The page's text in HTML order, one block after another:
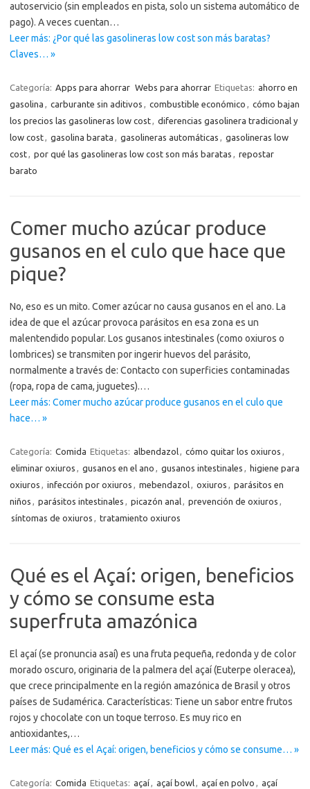
autoservicio (sin empleados en pista, solo un sistema automático de
pago). A veces cuentan…
Leer más: ¿Por qué las gasolineras low cost son más baratas?
Claves… »
Categoría: Apps para ahorrar Webs para ahorrar Etiquetas: ahorro en
gasolina , carburante sin aditivos , combustible económico , cómo bajan
los precios las gasolineras low cost, diferencias gasolinera tradicional y
low cost, gasolina barata , gasolineras automáticas , gasolineras low
cost, por qué las gasolineras low cost son más baratas , repostar
barato
Comer mucho azúcar produce
gusanos en el culo que hace que
pique?
No, eso es un mito. Comer azúcar no causa gusanos en el ano. La
idea de que el azúcar provoca parásitos en esa zona es un
malentendido popular. Los gusanos intestinales (como oxiuros o
lombrices) se transmiten por ingerir huevos del parásito,
normalmente a través de: Contacto con superficies contaminadas
(ropa, ropa de cama, juguetes).…
Leer más: Comer mucho azúcar produce gusanos en el culo que
hace… »
Categoría: Comida Etiquetas: albendazol, cómo quitar los oxiuros ,
eliminar oxiuros , gusanos en el ano , gusanos intestinales , higiene para
oxiuros , infección por oxiuros , mebendazol, oxiuros , parásitos en
niños , parásitos intestinales , picazón anal, prevención de oxiuros ,
síntomas de oxiuros , tratamiento oxiuros
Qué es el Açaí: origen, beneficios
y cómo se consume esta
superfruta amazónica
El açaí (se pronuncia asaí) es una fruta pequeña, redonda y de color
morado oscuro, originaria de la palmera del açaí (Euterpe oleracea),
que crece principalmente en la región amazónica de Brasil y otros
países de Sudamérica. Características: Tiene un sabor entre frutos
rojos y chocolate con un toque terroso. Es muy rico en
antioxidantes,…
Leer más: Qué es el Açaí: origen, beneficios y cómo se consume… »
Categoría: Comida Etiquetas: açaí, açaí bowl, açaí en polvo , açaí